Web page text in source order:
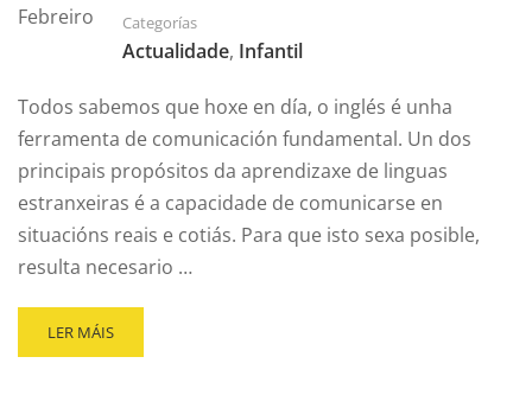
Febreiro Categorías
Actualidade, Infantil
Todos sabemos que hoxe en día, o inglés é unha
ferramenta de comunicación fundamental. Un dos
principais propósitos da aprendizaxe de linguas
estranxeiras é a capacidade de comunicarse en
situacións reais e cotiás. Para que isto sexa posible,
resulta necesario …
LER MÁIS